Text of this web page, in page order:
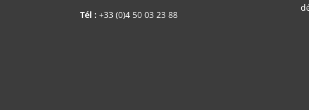
Tél : +33 (0)4 50 03 23 88